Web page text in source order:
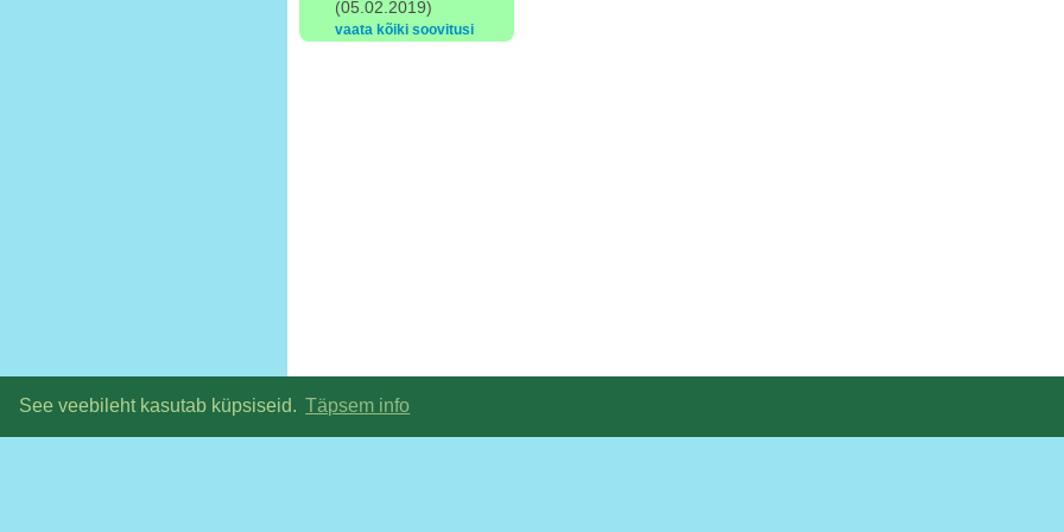
See veebileht kasutab küpsiseid. Täpsem info
(05.02.2019)
vaata kõiki soovitusi